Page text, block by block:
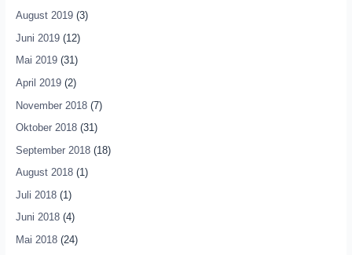
August 2019(3)
Juni 2019(12)
Mai 2019(31)
April 2019(2)
November 2018(7)
Oktober 2018(31)
September 2018(18)
August 2018(1)
Juli 2018(1)
Juni 2018(4)
Mai 2018(24)